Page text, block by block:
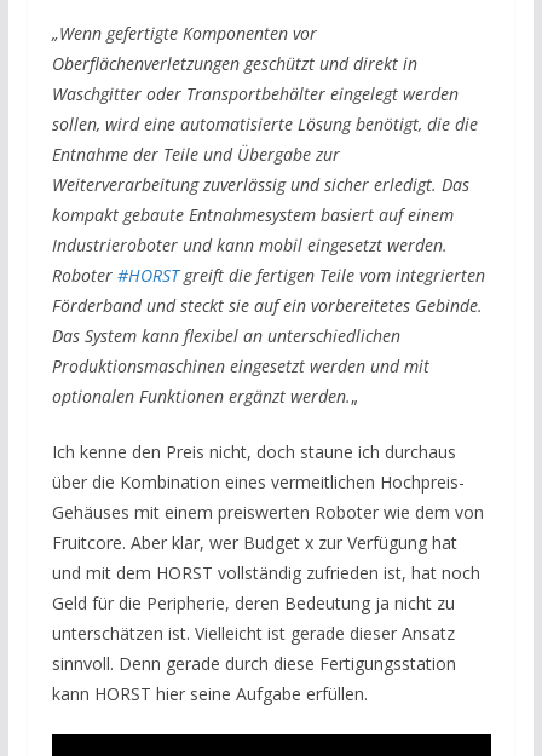
„Wenn gefertigte Komponenten vor
Oberflächenverletzungen geschützt und direkt in
Waschgitter oder Transportbehälter eingelegt werden
sollen, wird eine automatisierte Lösung benötigt, die die
Entnahme der Teile und Übergabe zur
Weiterverarbeitung zuverlässig und sicher erledigt. Das
kompakt gebaute Entnahmesystem basiert auf einem
Industrieroboter und kann mobil eingesetzt werden.
Roboter #HORSTgreift die fertigen Teile vom integrierten
Förderband und steckt sie auf ein vorbereitetes Gebinde.
Das System kann flexibel an unterschiedlichen
Produktionsmaschinen eingesetzt werden und mit
optionalen Funktionen ergänzt werden.„
Ich kenne den Preis nicht, doch staune ich durchaus
über die Kombination eines vermeitlichen Hochpreis-
Gehäuses mit einem preiswerten Roboter wie dem von
Fruitcore. Aber klar, wer Budget x zur Verfügung hat
und mit dem HORST vollständig zufrieden ist, hat noch
Geld für die Peripherie, deren Bedeutung ja nicht zu
unterschätzen ist. Vielleicht ist gerade dieser Ansatz
sinnvoll. Denn gerade durch diese Fertigungsstation
kann HORST hier seine Aufgabe erfüllen.